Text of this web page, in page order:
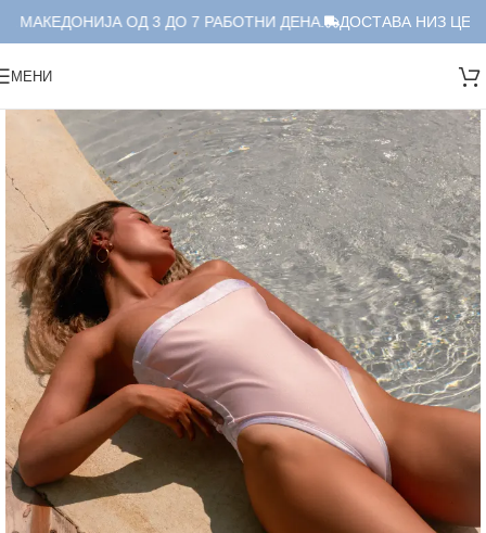
МАКЕДОНИЈА ОД 3 ДО 7 РАБОТНИ ДЕНА. ДОСТАВА НИЗ ЦЕЛА
МЕНИ